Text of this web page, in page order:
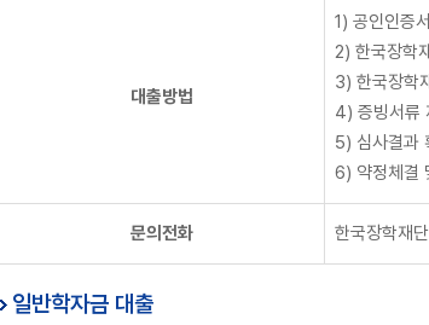
대출방법
1) 공인인증
2) 한국장학
3) 한국장학
4) 증빙서류
5) 심사결과
6) 약정체결
문의전화 한국장학재
일반학자금 대출